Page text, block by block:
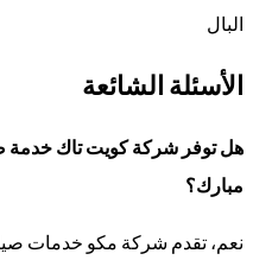
البال
الأسئلة الشائعة
هل توفر شركة كويت تاك خدمة
مبارك؟
نعم، تقدم شركة مكو خدمات